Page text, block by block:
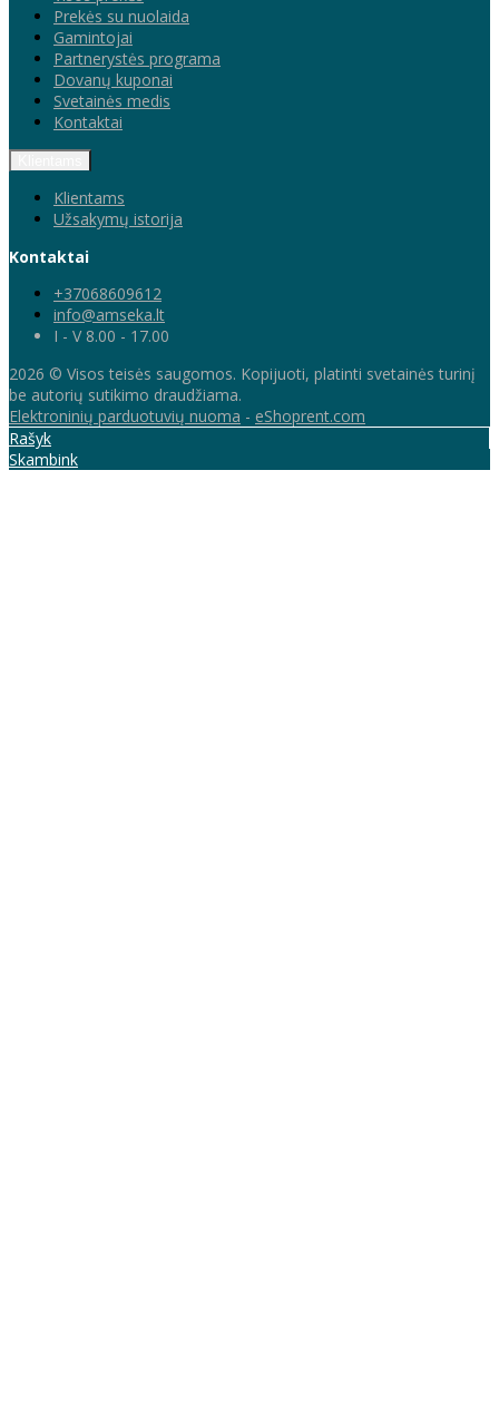
Prekės su nuolaida
Gamintojai
Partnerystės programa
Dovanų kuponai
Svetainės medis
Kontaktai
Klientams
Užsakymų istorija
Kontaktai
+37068609612
info@amseka.lt
I - V 8.00 - 17.00
2026 © Visos teisės saugomos. Kopijuoti, platinti svetainės turinį
be autorių sutikimo draudžiama.
Elektroninių parduotuvių nuoma - eShoprent.com
Rašyk
Skambink